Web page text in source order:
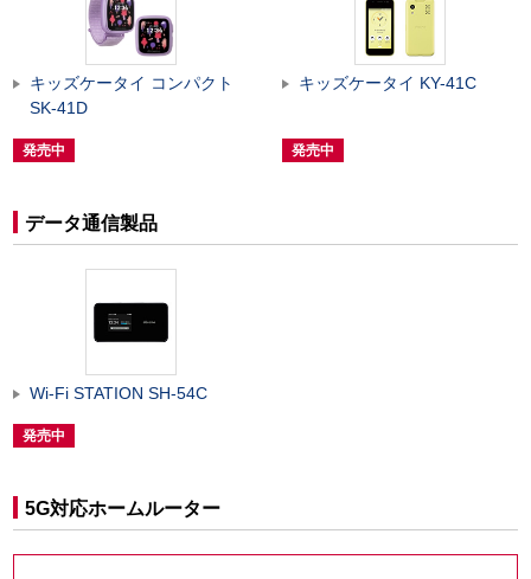
キッズケータイ コンパクト
SK-41D
発売中
キッズケータイ KY-41C
発売中
データ通信製品
Wi-Fi STATION SH-54C
発売中
5G対応ホームルーター